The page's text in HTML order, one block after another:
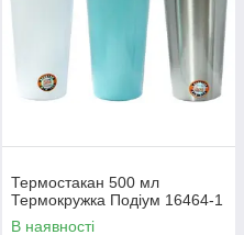
Термостакан 500 мл
Термокружка Подіум 16464-1
В наявності